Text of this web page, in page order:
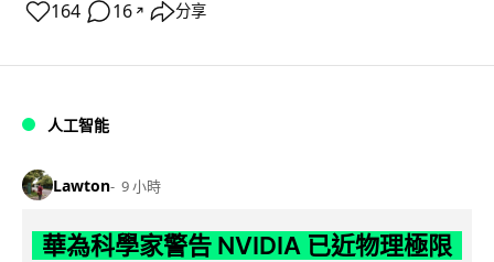
164 16 ↗ 分享
人工智能
Lawton 9 小時
華為科學家警告 NVIDIA 已近物理極限